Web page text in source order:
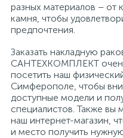
разных материалов – от
камня, чтобы
предпочтения.
Заказать накладную
САНТЕХКОМПЛЕКТ
посетить наш
Симферополе, чтобы
доступные модели и
специалистов. Также вы
наш интернет-магазин,
и место получить